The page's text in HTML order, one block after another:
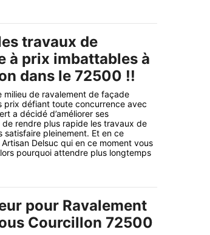
travaux de
à prix imbattables à
dans le 72500 !!
milieu de ravalement de façade
prix défiant toute concurrence avec
a décidé d’améliorer ses
rendre plus rapide les travaux de
pleinement. Et en ce
Delsuc qui en ce moment vous
pourquoi attendre plus longtemps
pour Ravalement
Courcillon 72500